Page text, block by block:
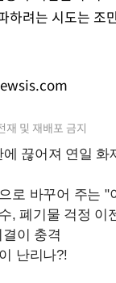
하려는 시도는
및 재배포 금지